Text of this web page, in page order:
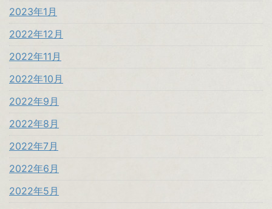
2023年1月
2022年12月
2022年11月
2022年10月
2022年9月
2022年8月
2022年7月
2022年6月
2022年5月